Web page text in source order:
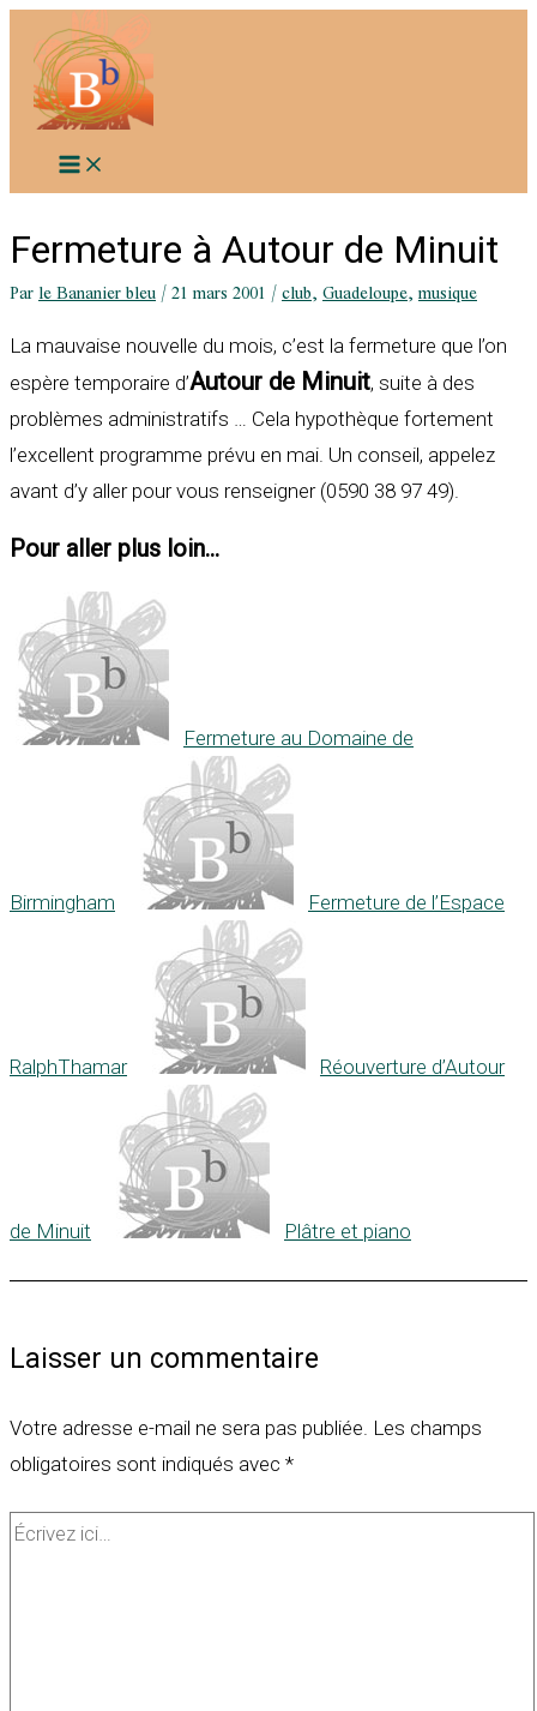
contenu
Fermeture à Autour de Minuit
Parle Bananier bleu/21 mars 2001/club,Guadeloupe,musique
La mauvaise nouvelle du mois, c’est la fermeture que l’on
espère temporaire d’Autour de Minuit, suite à des
problèmes administratifs … Cela hypothèque fortement
l’excellent programme prévu en mai. Un conseil, appelez
avant d’y aller pour vous renseigner (0590 38 97 49).
Pour aller plus loin...
Fermeture au Domaine de
Birmingham Fermeture de l’Espace
RalphThamar Réouverture d’Autour
de Minuit Plâtre et piano
Laisser un commentaire
Votre adresse e-mail ne sera pas publiée. Les champs
obligatoires sont indiqués avec *
Écrivez